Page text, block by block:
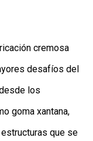
cremosa
desafíos del
los
goma xantana,
que se